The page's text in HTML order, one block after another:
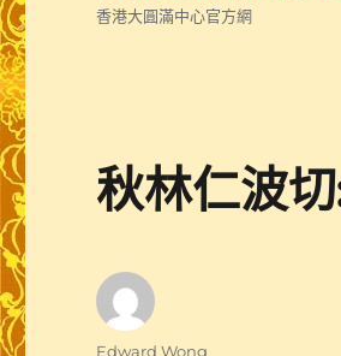
香港大圓滿中心官方網
秋林仁波
作
Edward Wong